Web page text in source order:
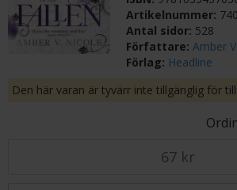
Artikelnummer:
Antal sidor: 528
Författare:Amber
Förlag: Headline
Den här varan är tyvärr inte tillgänglig för
67 kr